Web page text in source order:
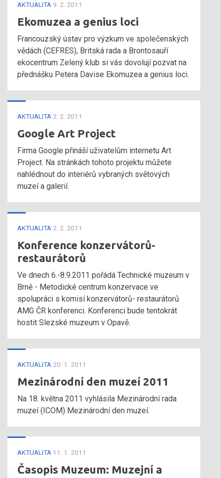
AKTUALITA 9. 2. 2011
Ekomuzea a genius loci
Francouzský ústav pro výzkum ve společenských
vědách (CEFRES), Britská rada a Brontosauří
ekocentrum Zelený klub si vás dovolují pozvat na
přednášku Petera Davise Ekomuzea a genius loci.
AKTUALITA 2. 2. 2011
Google Art Project
Firma Google přináší uživatelům internetu Art
Project. Na stránkách tohoto projektu můžete
nahlédnout do interiérů vybraných světových
muzeí a galerií.
AKTUALITA 2. 2. 2011
Konference konzervátorů-
restaurátorů
Ve dnech 6.-8.9.2011 pořádá Technické muzeum v
Brně - Metodické centrum konzervace ve
spolupráci s komisí konzervátorů- restaurátorů
AMG ČR konferenci. Konferenci bude tentokrát
hostit Slezské muzeum v Opavě.
AKTUALITA 20. 1. 2011
Mezinárodní den muzeí 2011
Na 18. května 2011 vyhlásila Mezinárodní rada
muzeí (ICOM) Mezinárodní den muzeí.
AKTUALITA 11. 1. 2011
Časopis Muzeum: Muzejní a